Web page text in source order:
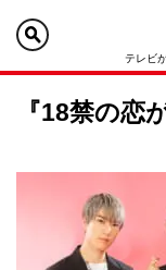
テレビ
『18禁の恋